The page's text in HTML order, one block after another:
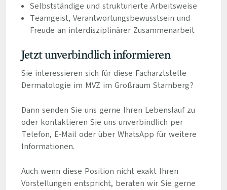
Selbstständige und strukturierte Arbeitsweise
Teamgeist, Verantwortungsbewusstsein und
Freude an interdisziplinärer Zusammenarbeit
Jetzt unverbindlich informieren
Sie interessieren sich für diese Facharztstelle
Dermatologie im MVZ im Großraum Starnberg?
Dann senden Sie uns gerne Ihren Lebenslauf zu
oder kontaktieren Sie uns unverbindlich per
Telefon, E-Mail oder über WhatsApp für weitere
Informationen.
Auch wenn diese Position nicht exakt Ihren
Vorstellungen entspricht, beraten wir Sie gerne